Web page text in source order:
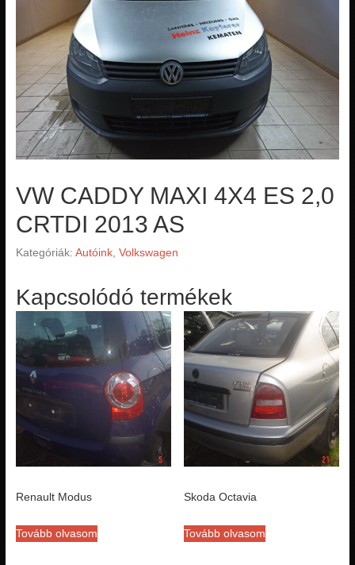
VW CADDY MAXI 4X4 ES 2,0
CRTDI 2013 AS
Kategóriák: Autóink, Volkswagen
Kapcsolódó termékek
Renault Modus
Tovább olvasom
Skoda Octavia
Tovább olvasom